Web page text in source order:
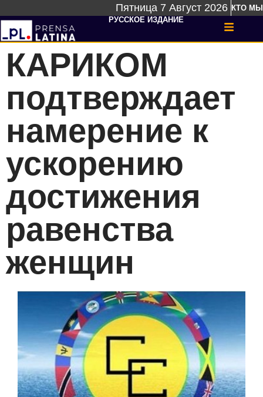
Пятница 7 Август 2026 КТО МЫ
РУССКОЕ ИЗДАНИЕ
КАРИКОМ
подтверждает
намерение к
ускорению
достижения
равенства
женщин